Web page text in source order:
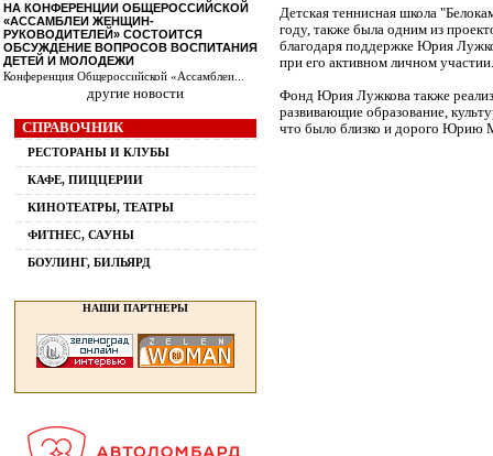
НА КОНФЕРЕНЦИИ ОБЩЕРОССИЙСКОЙ
«АССАМБЛЕИ ЖЕНЩИН-
РУКОВОДИТЕЛЕЙ» СОСТОИТСЯ
ОБСУЖДЕНИЕ ВОПРОСОВ ВОСПИТАНИЯ
ДЕТЕЙ И МОЛОДЕЖИ
Конференция Общероссийской «Ассамблеи...
другие новости
СПРАВОЧНИК
РЕСТОРАНЫ И КЛУБЫ
КАФЕ, ПИЦЦЕРИИ
КИНОТЕАТРЫ, ТЕАТРЫ
ФИТНЕС, САУНЫ
БОУЛИНГ, БИЛЬЯРД
НАШИ ПАРТНЕРЫ
Детская теннисная школа
году, также была одним из
благодаря поддержке Юрия
при его активном личном участии.
Фонд Юрия Лужкова также
развивающие образование,
что было близко и дорого Юрию